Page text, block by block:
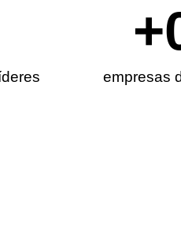
empresas
+